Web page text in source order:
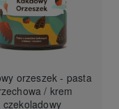
orzeszek - pasta
/ krem
czekoladowy